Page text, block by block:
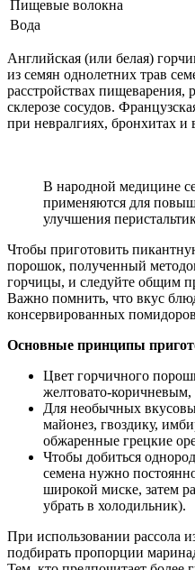
Пищевые волокна
Вода
Английская (или белая)
из семян однолетних трав
расстройствах пищеварения,
склерозе сосудов.
при невралгиях, бронхитах и
В народной медицине
применяются для
улучшения
Чтобы приготовить
порошок, полученный
горчицы, и следуйте общим
Важно помнить, что вкус
консервированных
Основные принципы
Цвет горчичного
желтовато-коричневым,
Для необычных
майонез, гвоздику,
обжаренные грецкие
Чтобы добиться
семена нужно
широкой миске, затем
убрать в холодильник).
При использовании рассола
подбирать пропорции